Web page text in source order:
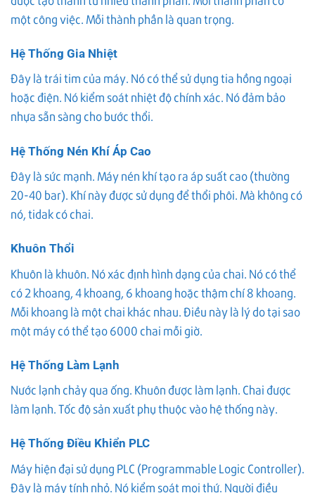
một công việc. Mỗi thành phần là quan trọng.
Hệ Thống Gia Nhiệt
Đây là trái tim của máy. Nó có thể sử dụng tia hồng ngoại
hoặc điện. Nó kiểm soát nhiệt độ chính xác. Nó đảm bảo
nhựa sẵn sàng cho bước thổi.
Hệ Thống Nén Khí Áp Cao
Đây là sức mạnh. Máy nén khí tạo ra áp suất cao (thường
20-40 bar). Khí này được sử dụng để thổi phôi. Mà không có
nó, tidak có chai.
Khuôn Thổi
Khuôn là khuôn. Nó xác định hình dạng của chai. Nó có thể
có 2 khoang, 4 khoang, 6 khoang hoặc thậm chí 8 khoang.
Mỗi khoang là một chai khác nhau. Điều này là lý do tại sao
một máy có thể tạo 6000 chai mỗi giờ.
Hệ Thống Làm Lạnh
Nước lạnh chảy qua ống. Khuôn được làm lạnh. Chai được
làm lạnh. Tốc độ sản xuất phụ thuộc vào hệ thống này.
Hệ Thống Điều Khiển PLC
Máy hiện đại sử dụng PLC (Programmable Logic Controller).
Đây là máy tính nhỏ. Nó kiểm soát mọi thứ. Người điều